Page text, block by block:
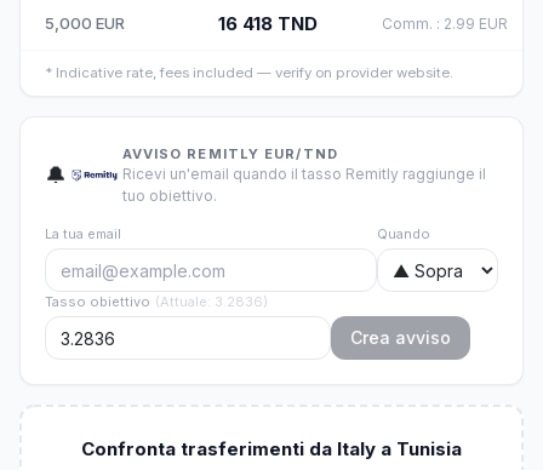
5,000 EUR 16 418 TND Comm. : 2.99 EUR
* Indicative rate, fees included — verify on provider website.
🔔
AVVISO REMITLY EUR/TND
Ricevi un'email quando il tasso Remitly raggiunge il
tuo obiettivo.
La tua email Quando
Tasso obiettivo (Attuale: 3.2836)
Crea avviso
Confronta trasferimenti da Italy a Tunisia